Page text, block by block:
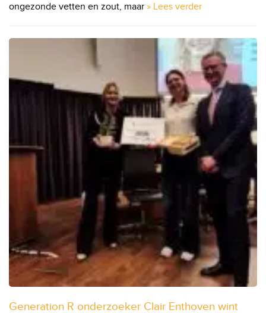
ongezonde vetten en zout, maar » Lees verder
Generation R onderzoeker Clair Enthoven wint